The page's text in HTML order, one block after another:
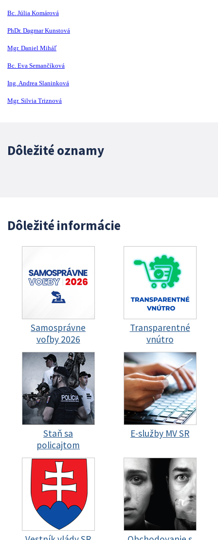
Bc. Júlia Komárová
PhDr. Dagmar Kunstová
Mgr. Daniel Miháľ
Bc. Eva Semančíková
Ing. Andrea Slaninková
Mgr. Silvia Triznová
Dôležité oznamy
Dôležité informácie
Samosprávne
voľby 2026
Transparentné
vnútro
Staň sa
policajtom
E-služby MV SR